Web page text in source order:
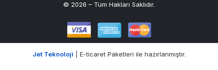
© 2026 – Tüm Hakları Saklıdır.
Jet Teknoloji | E-ticaret Paketleri ile hazırlanmıştır.